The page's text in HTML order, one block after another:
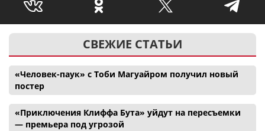
СВЕЖИЕ СТАТЬИ
«Человек-паук» с Тоби Магуайром получил новый
постер
«Приключения Клиффа Бута» уйдут на пересъемки
— премьера под угрозой